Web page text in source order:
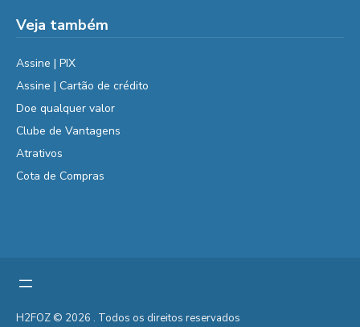
Veja também
Assine | PIX
Assine | Cartão de crédito
Doe qualquer valor
Clube de Vantagens
Atrativos
Cota de Compras
H2FOZ © 2026 . Todos os direitos reservados